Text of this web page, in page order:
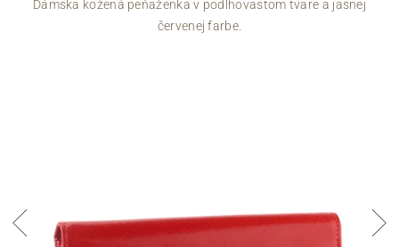
Dámska kožená peňaženka v podlhovastom tvare a jasnej
červenej farbe.